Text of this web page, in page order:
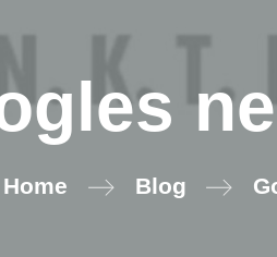
Home Blog